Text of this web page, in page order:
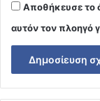
Αποθήκευσε το
αυτόν τον πλοηγό